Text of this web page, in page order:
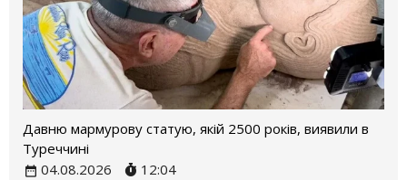
Давню мармурову статую, якій 2500 років, виявили в
Туреччині
04.08.2026
12:04